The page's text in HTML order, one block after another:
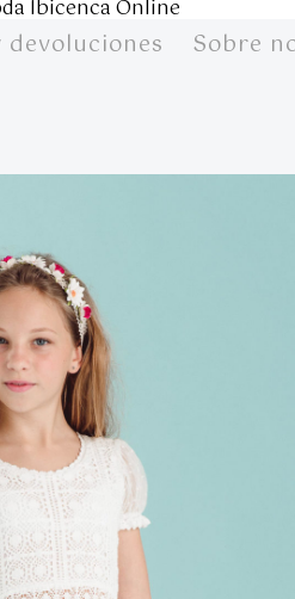
devoluciones Sobre
Ibicenca Online